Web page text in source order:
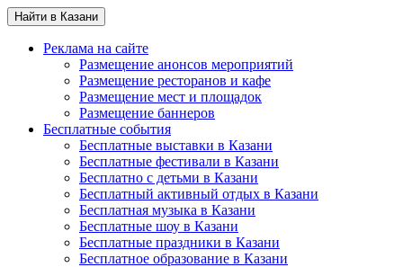
Найти в Казани
Реклама на сайте
Размещение анонсов мероприятий
Размещение ресторанов и кафе
Размещение мест и площадок
Размещение баннеров
Бесплатные события
Бесплатные выставки в Казани
Бесплатные фестивали в Казани
Бесплатно с детьми в Казани
Бесплатный активный отдых в Казани
Бесплатная музыка в Казани
Бесплатные шоу в Казани
Бесплатные праздники в Казани
Бесплатное образование в Казани